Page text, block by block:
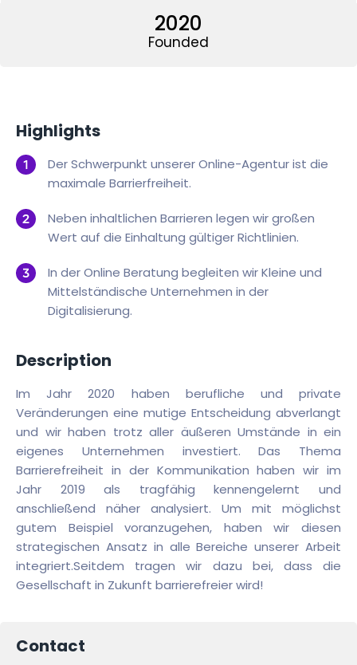
2020
Founded
Highlights
Der Schwerpunkt unserer Online-Agentur ist die
maximale Barrierfreiheit.
Neben inhaltlichen Barrieren legen wir großen
Wert auf die Einhaltung gültiger Richtlinien.
In der Online Beratung begleiten wir Kleine und
Mittelständische Unternehmen in der
Digitalisierung.
Description
Im Jahr 2020 haben berufliche und private
Veränderungen eine mutige Entscheidung abverlangt
und wir haben trotz aller äußeren Umstände in ein
eigenes Unternehmen investiert. Das Thema
Barrierefreiheit in der Kommunikation haben wir im
Jahr 2019 als tragfähig kennengelernt und
anschließend näher analysiert. Um mit möglichst
gutem Beispiel voranzugehen, haben wir diesen
strategischen Ansatz in alle Bereiche unserer Arbeit
integriert.Seitdem tragen wir dazu bei, dass die
Gesellschaft in Zukunft barrierefreier wird!
Contact